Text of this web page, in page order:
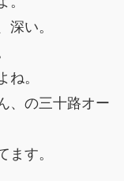
深い。
ね。
、の三十路オー
ます。